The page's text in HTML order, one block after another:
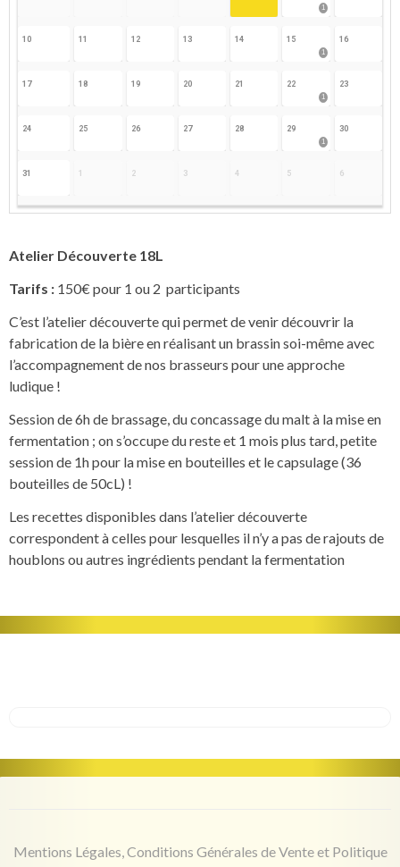
1
10 11 12 13 14 15
1
16
17 18 19 20 21 22
1
23
24 25 26 27 28 29
1
30
31 1 2 3 4 5 6
Atelier Découverte 18L
Tarifs : 150€ pour 1 ou 2 participants
C’est l’atelier découverte qui permet de venir découvrir la
fabrication de la bière en réalisant un brassin soi-même avec
l’accompagnement de nos brasseurs pour une approche
ludique !
Session de 6h de brassage, du concassage du malt à la mise en
fermentation ; on s’occupe du reste et 1 mois plus tard, petite
session de 1h pour la mise en bouteilles et le capsulage (36
bouteilles de 50cL) !
Les recettes disponibles dans l’atelier découverte
correspondent à celles pour lesquelles il n’y a pas de rajouts de
houblons ou autres ingrédients pendant la fermentation
No search results for given source. Please,
check the input data and make sure the page
Mentions Légales, Conditions Générales de Vente et Politique